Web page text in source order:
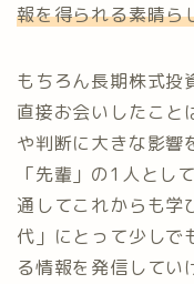
報を得られる素晴ら
もちろん長期株式投
直接お会いしたこと
や判断に大きな影響
「先輩」の1人と
通してこれからも学
代」にとって少しで
る情報を発信してい